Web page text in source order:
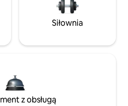
Siłownia
z obsługą